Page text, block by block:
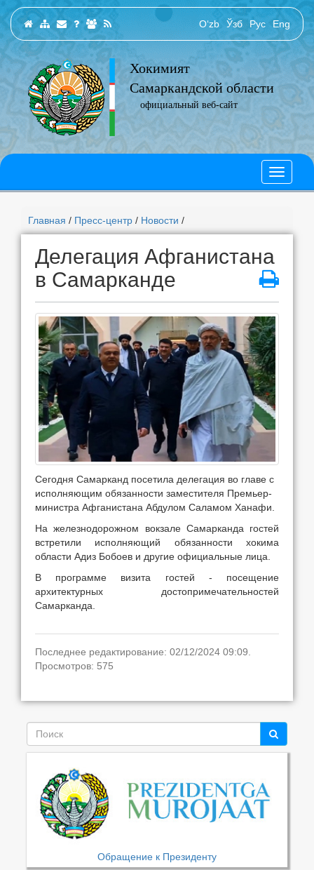
O‘zb Ўзб Рус Eng
Хокимият
Самаркандской области
официальный веб-сайт
Главная / Пресс-центр / Новости /
Делегация Афганистана
в Самарканде
Сегодня Самарканд посетила делегация во главе с
исполняющим обязанности заместителя Премьер-
министра Афганистана Абдулом Саламом Ханафи.
На железнодорожном вокзале Самарканда гостей
встретили исполняющий обязанности хокима
области Адиз Бобоев и другие официальные лица.
В программе визита гостей - посещение
архитектурных достопримечательностей
Самарканда.
Последнее редактирование: 02/12/2024 09:09.
Просмотров: 575
Обращение к Президенту